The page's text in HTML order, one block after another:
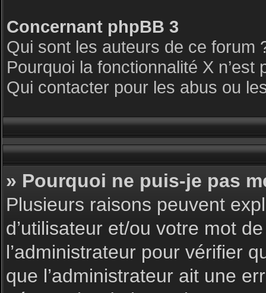
Concernant phpBB 3
Qui sont les auteurs de ce forum
Pourquoi la fonctionnalité X n’est
Qui contacter pour les abus ou
» Pourquoi ne puis-je pas
Plusieurs raisons peuvent
d’utilisateur et/ou votre mot
l’administrateur pour vérifier
que l’administrateur ait une